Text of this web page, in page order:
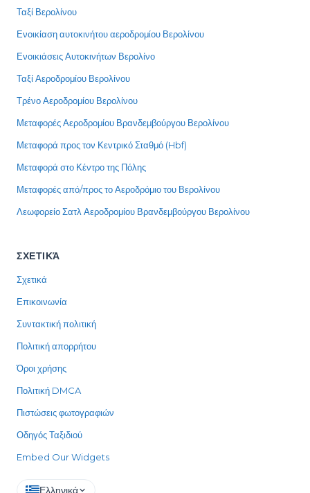
Ταξί Βερολίνου
Ενοικίαση αυτοκινήτου αεροδρομίου Βερολίνου
Ενοικιάσεις Αυτοκινήτων Βερολίνο
Ταξί Αεροδρομίου Βερολίνου
Τρένο Αεροδρομίου Βερολίνου
Μεταφορές Αεροδρομίου Βρανδεμβούργου Βερολίνου
Μεταφορά προς τον Κεντρικό Σταθμό (Hbf)
Μεταφορά στο Κέντρο της Πόλης
Μεταφορές από/προς το Αεροδρόμιο του Βερολίνου
Λεωφορείο Σατλ Αεροδρομίου Βρανδεμβούργου Βερολίνου
ΣΧΕΤΙΚΆ
Σχετικά
Επικοινωνία
Συντακτική πολιτική
Πολιτική απορρήτου
Όροι χρήσης
Πολιτική DMCA
Πιστώσεις φωτογραφιών
Οδηγός Ταξιδιού
Embed Our Widgets
Ελληνικά